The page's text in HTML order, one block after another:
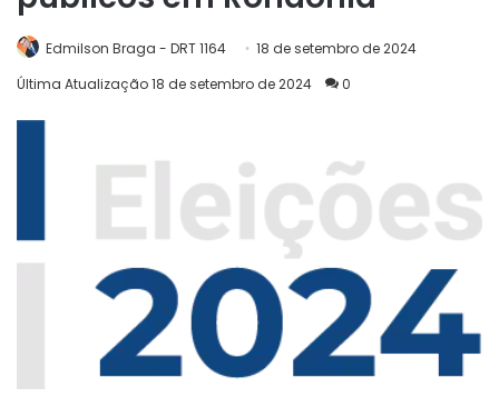
Edmilson Braga - DRT 1164
18 de setembro de 2024
Última Atualização 18 de setembro de 2024
0